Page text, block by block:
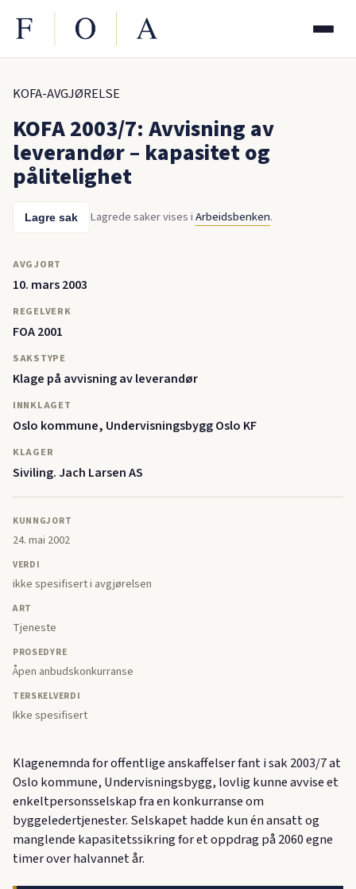
KOFA-AVGJØRELSE
KOFA 2003/7: Avvisning av
leverandør – kapasitet og
pålitelighet
Lagre sak Lagrede saker vises iArbeidsbenken.
AVGJORT
10. mars 2003
REGELVERK
FOA 2001
SAKSTYPE
Klage på avvisning av leverandør
INNKLAGET
Oslo kommune, Undervisningsbygg Oslo KF
KLAGER
Siviling. Jach Larsen AS
KUNNGJORT
24. mai 2002
VERDI
ikke spesifisert i avgjørelsen
ART
Tjeneste
PROSEDYRE
Åpen anbudskonkurranse
TERSKELVERDI
Ikke spesifisert
Klagenemnda for offentlige anskaffelser fant i sak 2003/7 at
Oslo kommune, Undervisningsbygg, lovlig kunne avvise et
enkeltpersonsselskap fra en konkurranse om
byggeledertjenester. Selskapet hadde kun én ansatt og
manglende kapasitetssikring for et oppdrag på 2060 egne
timer over halvannet år.